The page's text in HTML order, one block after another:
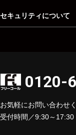
セキュリティについて
0120-
お気軽にお問い合わせ
受付時間／9:30～17:30